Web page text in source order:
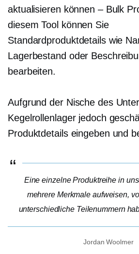
aktualisieren können – Bulk
diesem Tool können Sie
Standardproduktdetails wie
Lagerbestand oder
bearbeiten.
Aufgrund der Nische des
Kegelrollenlager jedoch
Produktdetails eingeben und
Eine einzelne Produktreihe in
mehrere Merkmale aufweisen,
unterschiedliche Teilenummern
Jordan Woolmer